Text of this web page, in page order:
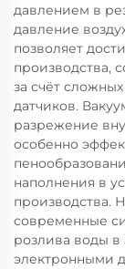
давлением в
давление
позволяет
производства,
за счёт
датчиков.
разрежение
особенно
наполнения в
производства.
современные
розлива воды
электронными